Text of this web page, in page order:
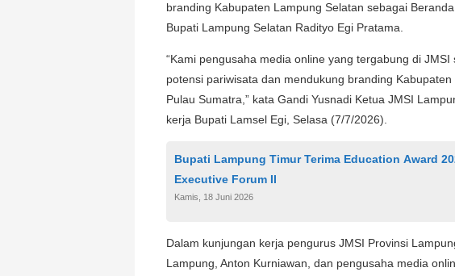
branding Kabupaten Lampung Selatan sebagai
Bupati Lampung Selatan Radityo Egi Pratama.
“Kami pengusaha media online yang tergabung di
potensi pariwisata dan mendukung branding
Pulau Sumatra,” kata Gandi Yusnadi Ketua JMSI
kerja Bupati Lamsel Egi, Selasa (7/7/2026).
Bupati Lampung Timur Terima Education Award
Executive Forum II
Kamis, 18 Juni 2026
Dalam kunjungan kerja pengurus JMSI Provinsi
Lampung, Anton Kurniawan, dan pengusaha media